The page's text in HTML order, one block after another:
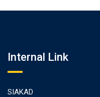
Internal Link
SIAKAD